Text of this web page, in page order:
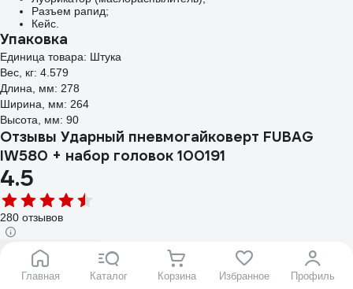
Главная Каталог Корзина Избранное Профиль
Разъем рапид;
Кейс.
Упаковка
Единица товара: Штука
Вес, кг: 4.579
Длина, мм: 278
Ширина, мм: 264
Высота, мм: 90
Отзывы Ударный пневмогайковерт FUBAG
IW580 + набор головок 100191
4.5
280 отзывов
Написать отзыв
Вячеслав Г.